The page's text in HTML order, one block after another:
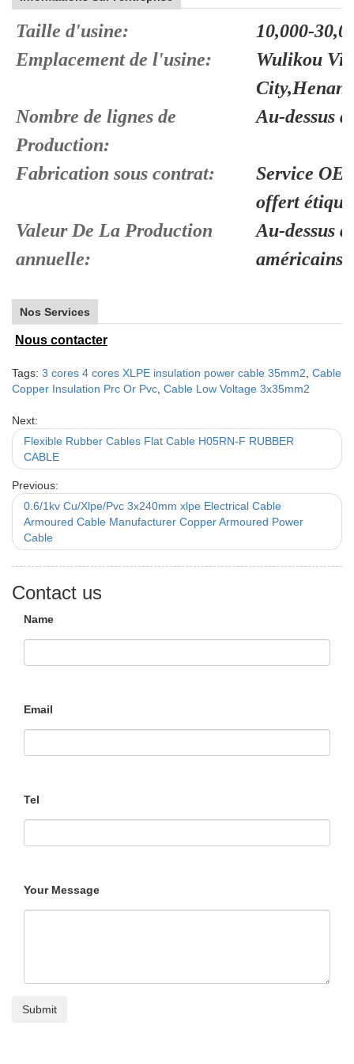
Taille d'usine:
10,000-
Emplacement de l'usine:
Wulikou
Nombre de lignes de
Production:
Au-dessus
Fabrication sous contrat:
Service
offert
Valeur De La Production
annuelle:
Au-dessus
américains
Nos Services
Nous contacter
Tags: 3 cores 4 cores XLPE insulation power cable 35mm2 Cable
Copper Insulation Prc Or Pvc Cable Low Voltage 3x35mm2
Next:
Flexible Rubber Cables Flat Cable H05RN-F RUBBER
CABLE
Previous:
0.6/1kv Cu/Xlpe/Pvc 3x240mm xlpe Electrical Cable
Armoured Cable Manufacturer Copper Armoured Power
Cable
Contact us
Name
Email
Tel
Your Message